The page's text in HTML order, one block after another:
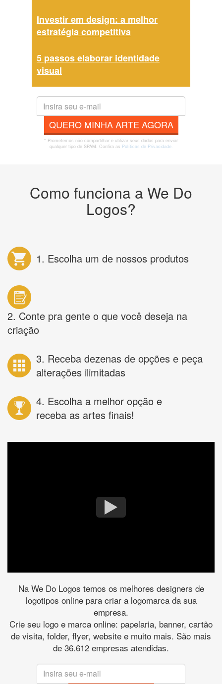
Investir em design: a melhor
estratégia competitiva
5 passos elaborar identidade
visual
QUERO MINHA ARTE AGORA
* Prometemos não compartilhar e utilizar seus dados para enviar
qualquer tipo de SPAM. Confira as Políticas de Privacidade.
Como funciona a We Do
Logos?
1. Escolha um de nossos produtos
2. Conte pra gente o que você deseja na
criação
3. Receba dezenas de opções e peça
alterações ilimitadas
4. Escolha a melhor opção e
receba as artes finais!
Na We Do Logos temos os melhores designers de
logotipos online para criar a logomarca da sua
empresa.
Crie seu logo e marca online: papelaria, banner, cartão
de visita, folder, flyer, website e muito mais. São mais
de 36.612 empresas atendidas.